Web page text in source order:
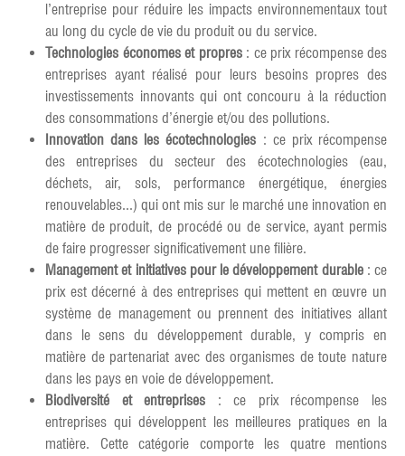
l’entreprise pour réduire les impacts environnementaux tout
au long du cycle de vie du produit ou du service.
Technologies économes et propres: ce prix récompense des
entreprises ayant réalisé pour leurs besoins propres des
investissements innovants qui ont concouru à la réduction
des consommations d’énergie et/ou des pollutions.
Innovation dans les écotechnologies : ce prix récompense
des entreprises du secteur des écotechnologies (eau,
déchets, air, sols, performance énergétique, énergies
renouvelables...) qui ont mis sur le marché une innovation en
matière de produit, de procédé ou de service, ayant permis
de faire progresser significativement une filière.
Management et initiatives pour le développement durable: ce
prix est décerné à des entreprises qui mettent en œuvre un
système de management ou prennent des initiatives allant
dans le sens du développement durable, y compris en
matière de partenariat avec des organismes de toute nature
dans les pays en voie de développement.
Biodiversité et entreprises : ce prix récompense les
entreprises qui développent les meilleures pratiques en la
matière. Cette catégorie comporte les quatre mentions